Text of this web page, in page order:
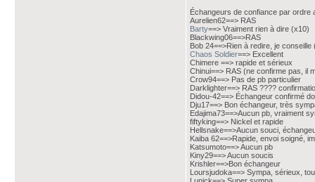
Échangeurs de confiance par ordre
Aurelien62==> RAS
Barty==> Vraiment rien à dire (x10)
Blackwing06==>RAS
Bob 24==>Rien à redire, je conseille
Chaos Soldier==> Excellent
Chimere ==> rapide et sérieux
Chinui==> RAS (ne confirme pas, il
Crow94==> Pas de pb particulier
Darklighter==> RAS ????
Didou-42==> Échangeur confirmé
Dju17==> Bon échangeur, très
Edajima73==>Aucun pb, vraiment
fiftyking==> Nickel et rapide
Hellsnake==>Aucun souci,
Kaiba 62==>Rapide, envoi soigné,
Katsumoto==> Aucun pb
Kiny29==> Aucun soucis
Krishler==>Bon échangeur
Loursjudoka==> Sympa, sérieux,